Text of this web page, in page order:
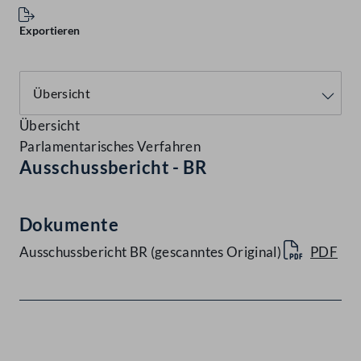
Exportieren
Übersicht
Parlamentarisches Verfahren
Ausschussbericht - BR
Dokumente
Ausschussbericht BR (gescanntes Original) PDF